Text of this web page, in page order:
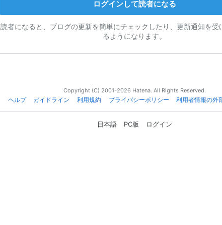
ログインして読者になる
読者になると、ブログの更新を簡単にチェックしたり、更新通知を受
るようになります。
Copyright (C) 2001-2026 Hatena. All Rights Reserved.
ヘルプ
ガイドライン 利用規約 プライバシーポリシー 利用者情報の外
日本語 PC版 ログイン